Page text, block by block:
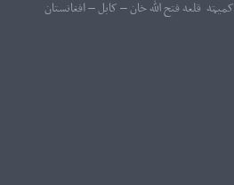
قلعه فتح الله خان – کابل – افغانستان